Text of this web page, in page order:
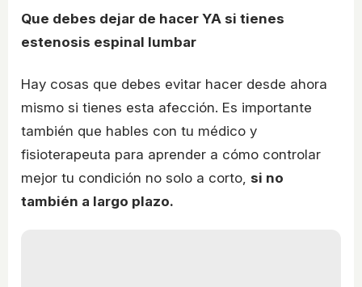
Que debes dejar de hacer YA si tienes
estenosis espinal lumbar
Hay cosas que debes evitar hacer desde ahora
mismo si tienes esta afección. Es importante
también que hables con tu médico y
fisioterapeuta para aprender a cómo controlar
mejor tu condición no solo a corto, si no
también a largo plazo.